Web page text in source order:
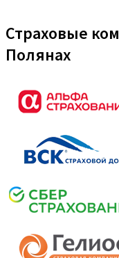
Страховые
Полянах